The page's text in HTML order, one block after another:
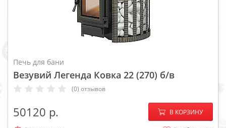
Печь для бани
Везувий Легенда Ковка 22 (270) б/в
(0) отзывов
50120 − +
В КОРЗИНУ